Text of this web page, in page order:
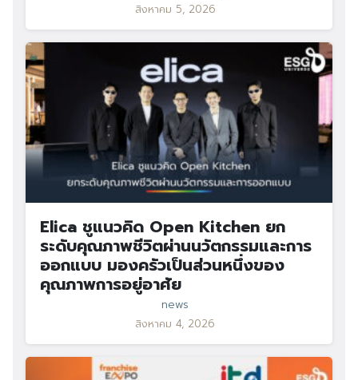
สิงหาคม 5, 2026
Elica ชูแนวคิด Open Kitchen ยก
ระดับคุณภาพชีวิตผ่านนวัตกรรมและการ
ออกแบบ มองครัวเป็นส่วนหนึ่งของ
คุณภาพการอยู่อาศัย
news
สิงหาคม 4, 2026